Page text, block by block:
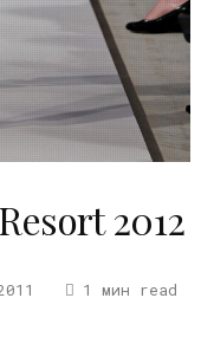
2012
1 мин read